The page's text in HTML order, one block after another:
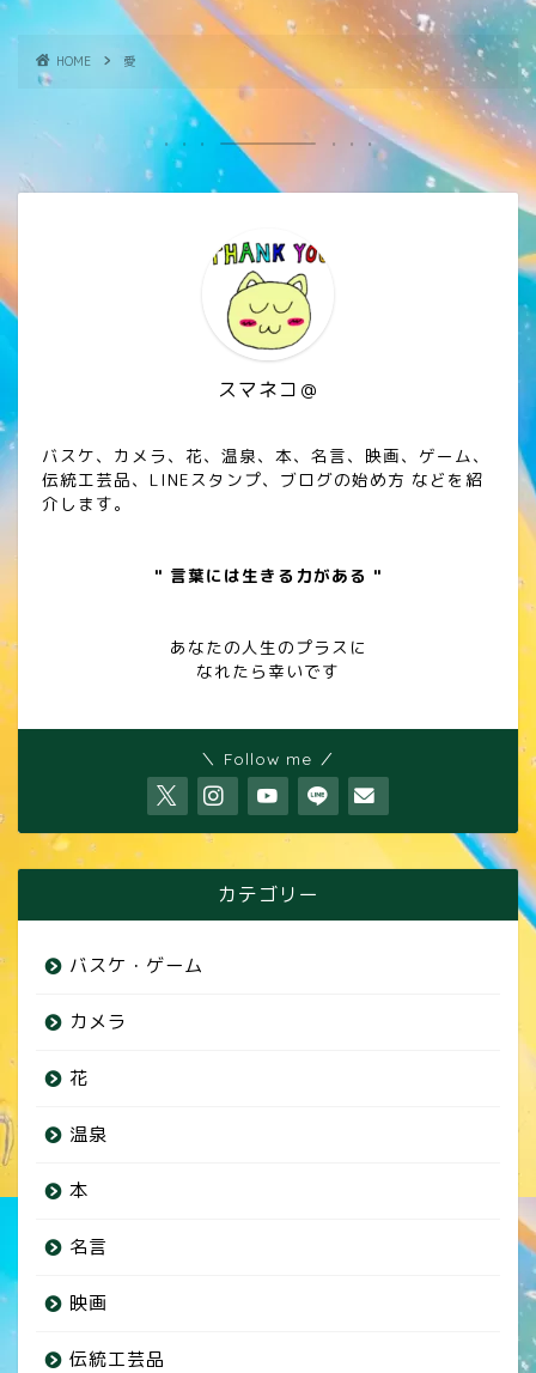
HOME 愛
スマネコ＠
バスケ、カメラ、花、温泉、本、名言、映画、ゲーム、
伝統工芸品、LINEスタンプ、ブログの始め方 などを紹
介します。
" 言葉には生きる力がある "
あなたの人生のプラスに
なれたら幸いです
＼ Follow me ／
カテゴリー
バスケ・ゲーム
カメラ
花
温泉
本
名言
映画
伝統工芸品